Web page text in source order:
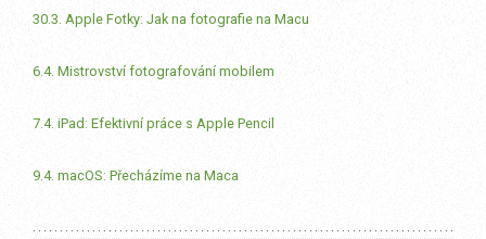
30.3. Apple Fotky: Jak na fotografie na Macu
6.4. Mistrovství fotografování mobilem
7.4. iPad: Efektivní práce s Apple Pencil
9.4. macOS: Přecházíme na Maca